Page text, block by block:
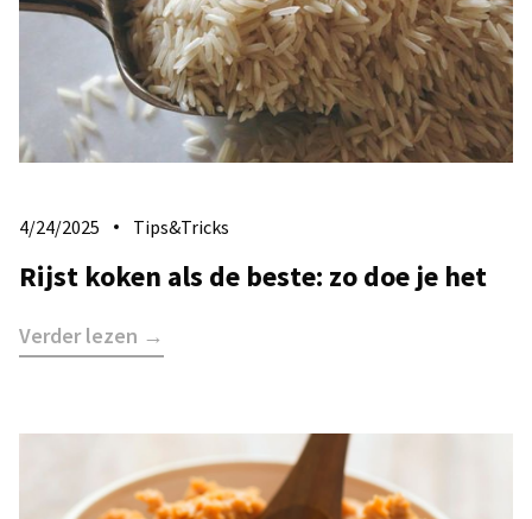
4/24/2025 Tips&Tricks
Rijst koken als de beste: zo doe je het
Verder lezen →